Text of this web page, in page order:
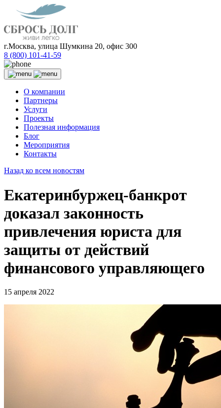
г.Москва, улица Шумкина 20, офис 300
8 (800) 101-41-59
О компании
Партнеры
Услуги
Проекты
Полезная информация
Блог
Мероприятия
Контакты
Назад ко всем новостям
Екатеринбуржец-банкрот
доказал законность
привлечения юриста для
защиты от действий
финансового управляющего
15 апреля 2022